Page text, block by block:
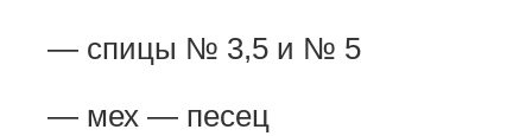
— спицы № 3,5 и № 5
— мех — песец